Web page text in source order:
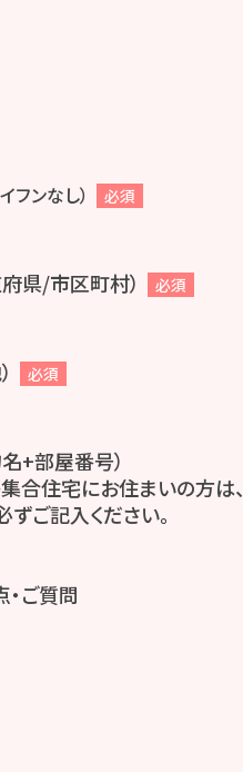
イフンなし） 必須
県/市区町村） 必須
必須
+部屋番号）
合住宅にお住まいの方は、
ご記入ください。
ご質問